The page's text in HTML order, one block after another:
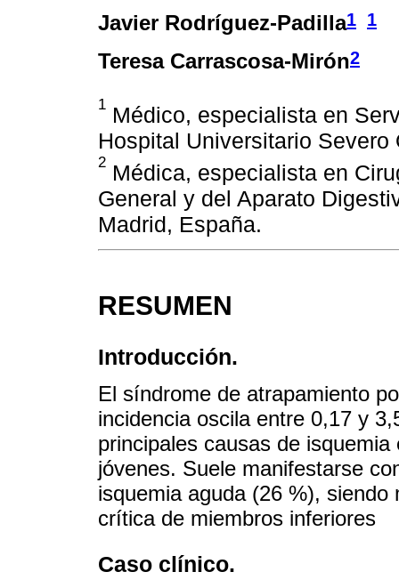
Javier Rodríguez-Padilla1 1
Teresa Carrascosa-Mirón2
1 Médico, especialista en
Hospital Universitario
2 Médica, especialista en
General y del Aparato
Madrid, España.
RESUMEN
Introducción.
El síndrome de atrapamiento
incidencia oscila entre 0,17 y
principales causas de
jóvenes. Suele manifestarse
isquemia aguda (26 %),
crítica de miembros inferiores
Caso clínico.